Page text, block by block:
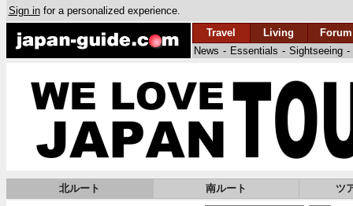
Sign infor a personalized experience.
Travel
Living
Forum
News - Essentials - Sightseeing -
北ルート 南ルート ツ